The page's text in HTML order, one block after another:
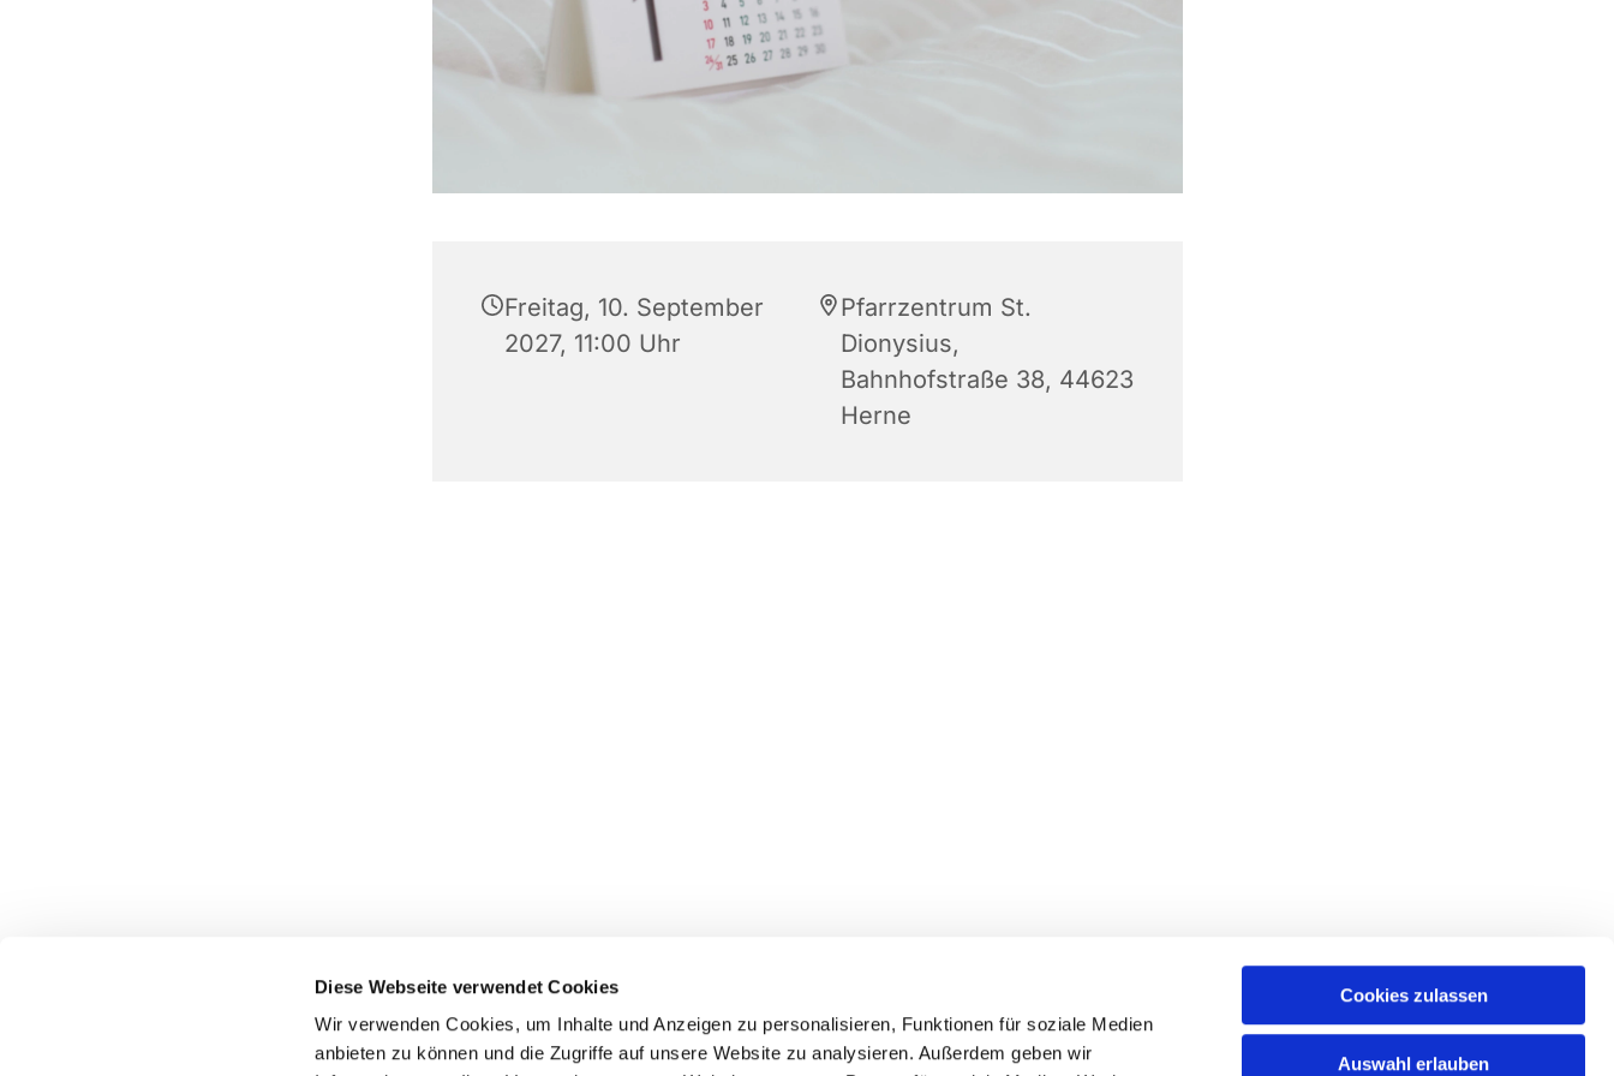
Diese Webseite verwendet Cookies
Wir verwenden Cookies, um Inhalte und Anzeigen zu personalisieren, Funktionen für soziale Medien
anbieten zu können und die Zugriffe auf unsere Website zu analysieren. Außerdem geben wir
Cookies zulassen
Auswahl erlauben
Freitag, 10. September
2027, 11:00 Uhr
Pfarrzentrum St.
Dionysius,
Bahnhofstraße 38, 44623
Herne
Pfarrei St. Dionysius Herne